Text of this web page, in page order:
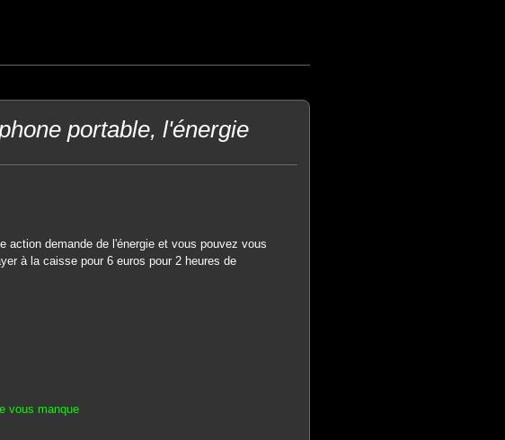
portable, l'énergie
demande de l'énergie et vous pouvez vous
à la caisse pour 6 euros pour 2 heures de
vous manque